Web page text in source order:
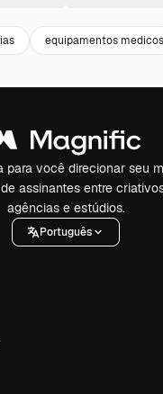
equipamentos medicos
para você direcionar seu
assinantes entre
agências e estúdios.
Português